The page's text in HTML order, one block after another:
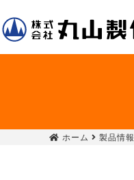
ホーム 製品情報